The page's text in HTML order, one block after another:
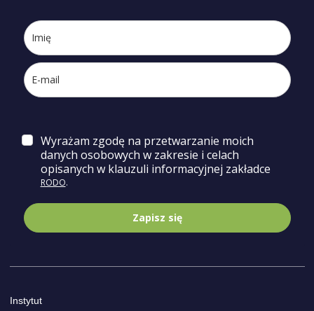
Wyrażam zgodę na przetwarzanie moich
danych osobowych w zakresie i celach
opisanych w klauzuli informacyjnej zakładce
RODO.
Zapisz się
Instytut